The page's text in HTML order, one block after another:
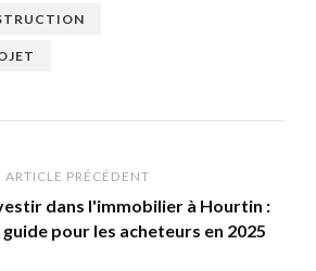
ARTICLE PRÉCÉDENT
dans l'immobilier à Hourtin :
guide pour les acheteurs en 2025